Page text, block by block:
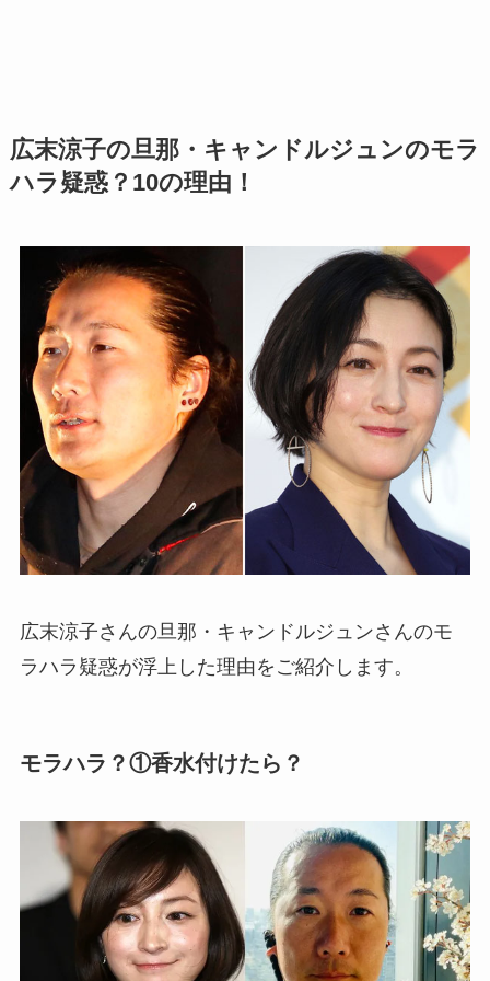
広末涼子の旦那・キャンドルジュンのモラ
ハラ疑惑？10の理由！
広末涼子さんの旦那・キャンドルジュンさんのモ
ラハラ疑惑が浮上した理由をご紹介します。
モラハラ？①香水付けたら？